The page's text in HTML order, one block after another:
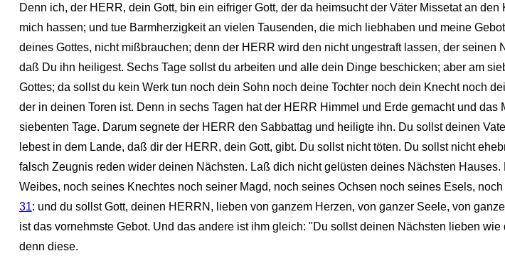
Denn ich, der HERR, dein Gott, bin ein eifriger Gott, der da heimsucht der Väter Missetat an
mich hassen; und tue Barmherzigkeit an vielen Tausenden, die mich liebhaben und meine
deines Gottes, nicht mißbrauchen; denn der HERR wird den nicht ungestraft lassen, der seinen
daß Du ihn heiligest. Sechs Tage sollst du arbeiten und alle dein Dinge beschicken; aber am
Gottes; da sollst du kein Werk tun noch dein Sohn noch deine Tochter noch dein Knecht noch
der in deinen Toren ist. Denn in sechs Tagen hat der HERR Himmel und Erde gemacht und
siebenten Tage. Darum segnete der HERR den Sabbattag und heiligte ihn. Du sollst deinen
lebest in dem Lande, daß dir der HERR, dein Gott, gibt. Du sollst nicht töten. Du sollst nicht
falsch Zeugnis reden wider deinen Nächsten. Laß dich nicht gelüsten deines Nächsten
Weibes, noch seines Knechtes noch seiner Magd, noch seines Ochsen noch seines Esels,
31: und du sollst Gott, deinen HERRN, lieben von ganzem Herzen, von ganzer Seele, von
ist das vornehmste Gebot. Und das andere ist ihm gleich: "Du sollst deinen Nächsten lieben
denn diese.